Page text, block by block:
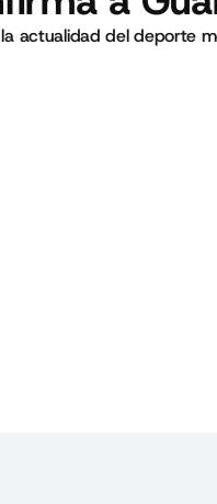
actualidad del deporte